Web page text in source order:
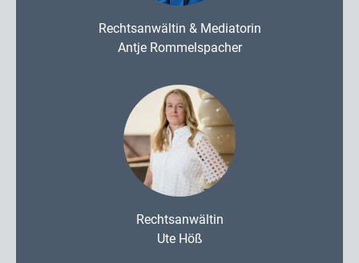
Rechtsanwältin & Mediatorin
Antje Rommelspacher
Rechtsanwältin
Ute Höß